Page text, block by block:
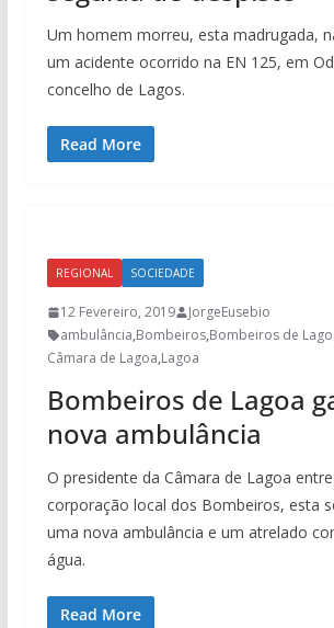
Um homem morreu, esta madrugada,
um acidente ocorrido na EN 125, em
concelho de Lagos.
Read More
REGIONAL SOCIEDADE
12 Fevereiro, 2019
JorgeEusebio
ambulância,Bombeiros,Bombeiros de
Câmara de Lagoa,Lagoa
Bombeiros de Lagoa
nova ambulância
O presidente da Câmara de Lagoa
corporação local dos Bombeiros, esta
uma nova ambulância e um atrelado
água.
Read More